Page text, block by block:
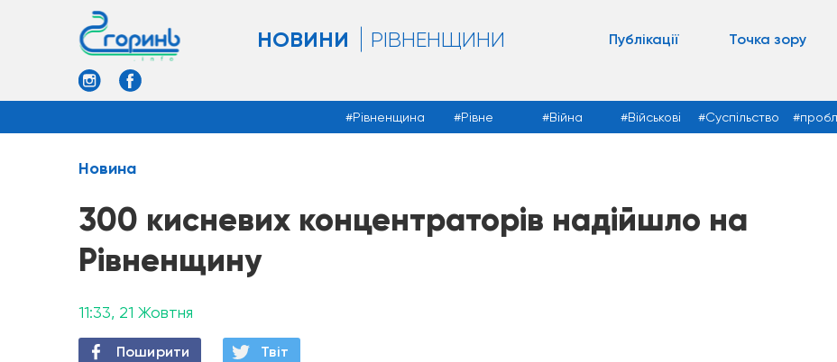
НОВИНИ РІВНЕНЩИНИ Публікації Точка зору
Рівненщина Рівне Війна Військові Суспільство
Новина
300 кисневих концентраторів надійшло на
Рівненщину
11:33, 21 Жовтня
Поширити Твiт